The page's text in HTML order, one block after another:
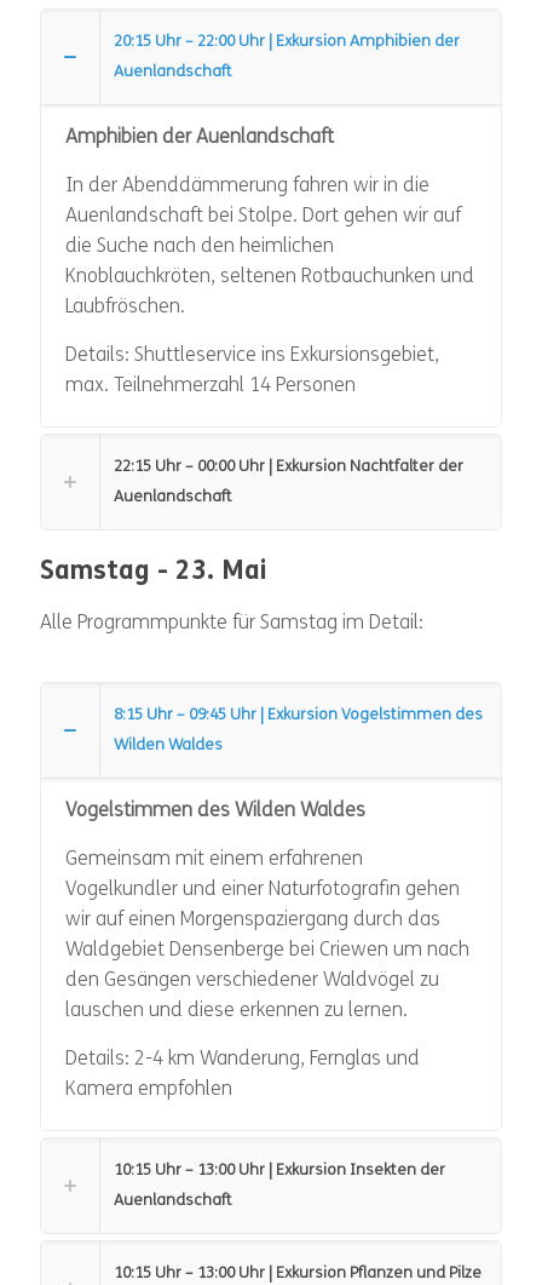
20:15 Uhr – 22:00 Uhr | Exkursion Amphibien der
Auenlandschaft
Amphibien der Auenlandschaft
In der Abenddämmerung fahren wir in die
Auenlandschaft bei Stolpe. Dort gehen wir auf
die Suche nach den heimlichen
Knoblauchkröten, seltenen Rotbauchunken und
Laubfröschen.
Details: Shuttleservice ins Exkursionsgebiet,
max. Teilnehmerzahl 14 Personen
22:15 Uhr – 00:00 Uhr | Exkursion Nachtfalter der
Auenlandschaft
Samstag - 23. Mai
Alle Programmpunkte für Samstag im Detail:
8:15 Uhr – 09:45 Uhr | Exkursion Vogelstimmen des
Wilden Waldes
Vogelstimmen des Wilden Waldes
Gemeinsam mit einem erfahrenen
Vogelkundler und einer Naturfotografin gehen
wir auf einen Morgenspaziergang durch das
Waldgebiet Densenberge bei Criewen um nach
den Gesängen verschiedener Waldvögel zu
lauschen und diese erkennen zu lernen.
Details: 2-4 km Wanderung, Fernglas und
Kamera empfohlen
10:15 Uhr – 13:00 Uhr | Exkursion Insekten der
Auenlandschaft
10:15 Uhr – 13:00 Uhr | Exkursion Pflanzen und Pilze